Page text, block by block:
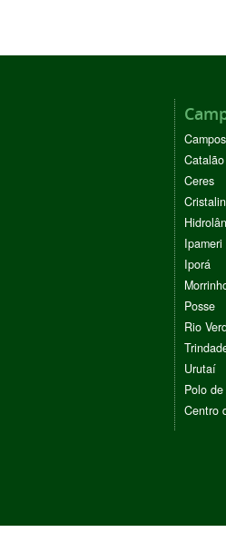
Catalão
Ceres
Ipameri
Iporá
Posse
Rio
Urutaí
Polo
Centro